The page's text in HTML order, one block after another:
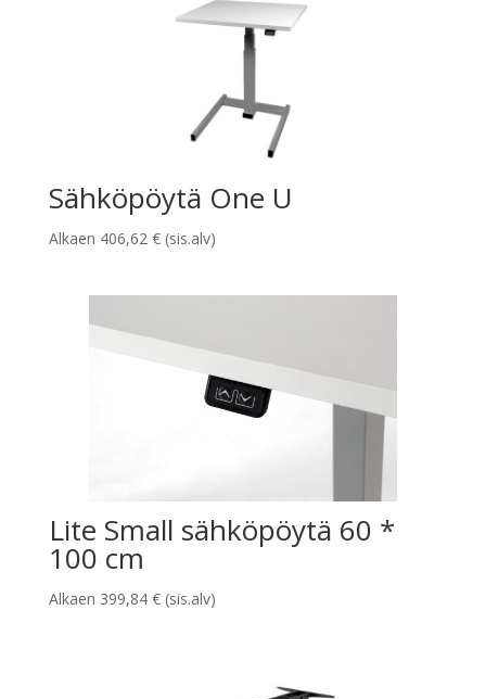
Sähköpöytä One U
Alkaen 406,62 €(sis.alv)
Lite Small sähköpöytä 60 *
100 cm
Alkaen 399,84 €(sis.alv)